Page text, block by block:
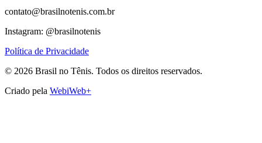
contato@brasilnotenis.com.br
Instagram: @brasilnotenis
Política de Privacidade
© 2026 Brasil no Tênis. Todos os direitos reservados.
Criado pela WebiWeb+